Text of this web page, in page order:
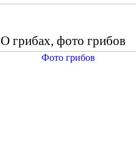
О грибах, фото грибов